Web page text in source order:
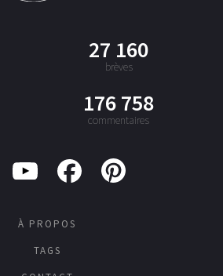
27 160
brèves
176 758
commentaires
À PROPOS
TAGS